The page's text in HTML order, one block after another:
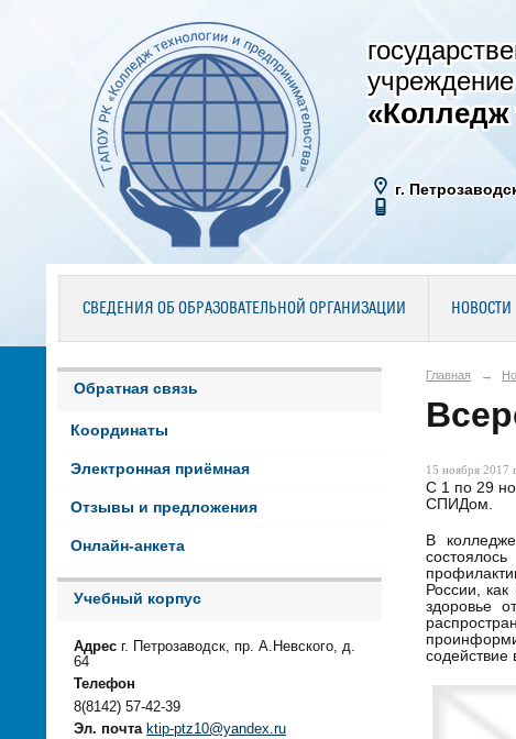
«Колледж
г.
СВЕДЕНИЯ ОБ ОБРАЗОВАТЕЛЬНОЙ ОРГАНИЗАЦИИ НОВОСТИ
Обратная связь
Координаты
Электронная приёмная
Отзывы и предложения
Онлайн-анкета
Учебный корпус
Адрес г. Петрозаводск, пр. А.Невского, д.
64
Телефон
8(8142) 57-42-39
Эл. почта ktip-ptz10@yandex.ru
Главная →
15 ноября 2017
С 1 по 29
СПИДом.
В
России,
здоровье